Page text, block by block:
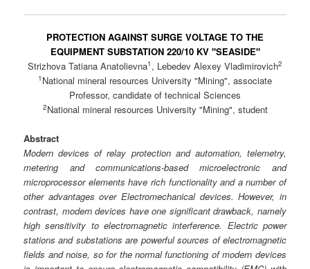
PROTECTION AGAINST SURGE VOLTAGE TO THE
EQUIPMENT SUBSTATION 220/10 KV "SEASIDE"
Strizhova Tatiana Anatolievna1 , Lebedev Alexey Vladimirovich2
1 National mineral resources University "Mining", associate
Professor, candidate of technical Sciences
2National mineral resources University "Mining", student
Abstract
Modern devices of relay protection and automation, telemetry,
metering and communications-based microelectronic and
microprocessor elements have rich functionality and a number of
other advantages over Electromechanical devices. However, in
contrast, modern devices have one significant drawback, namely
high sensitivity to electromagnetic interference. Electric power
stations and substations are powerful sources of electromagnetic
fields and noise, so for the normal functioning of modern devices